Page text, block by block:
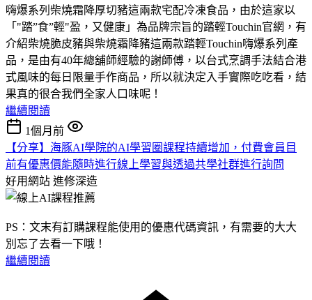
嗨爆系列柴燒霜降厚切豬這兩款宅配冷凍食品，由於這家以
「"踏”食”輕"盈，又健康」為品牌宗旨的踏輕Touchin官網，有
介紹柴燒脆皮豬與柴燒霜降豬這兩款踏輕Touchin嗨爆系列產
品，是由有40年總舖師經驗的謝師傅，以台式烹調手法結合港
式風味的每日限量手作商品，所以就決定入手實際吃吃看，結
果真的很合我們全家人口味呢！
繼續閱讀
1個月前
【分享】海豚AI學院的AI學習圈課程持續增加，付費會員目
前有優惠價能隨時進行線上學習與透過共學社群進行詢問
好用網站 進修深造
PS：文末有訂購課程能使用的優惠代碼資訊，有需要的大大
別忘了去看一下哦！
繼續閱讀